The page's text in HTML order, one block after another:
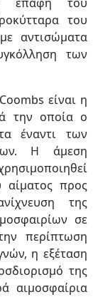
επαφή του
του
αντισώματα
των
είναι η
την οποία ο
έναντι των
Η άμεση
αίματος προς
της
σε
περίπτωση
η εξέταση
της
αιμοσφαίρια